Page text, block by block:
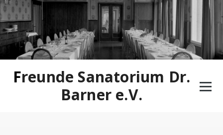
Zum
Inhalt
springen
Freunde Sanatorium Dr.
Barner e.V.